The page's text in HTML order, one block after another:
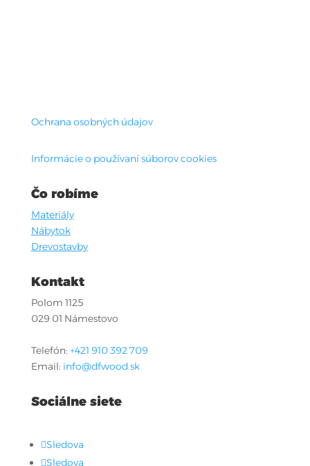
Ochrana osobných údajov
Informácie o používaní súborov cookies
Čo robíme
Materiály
Nábytok
Drevostavby
Kontakt
Polom 1125
029 01 Námestovo
Telefón: +421 910 392 709
Email: info@dfwood.sk
Sociálne siete
Sledova
Sledova